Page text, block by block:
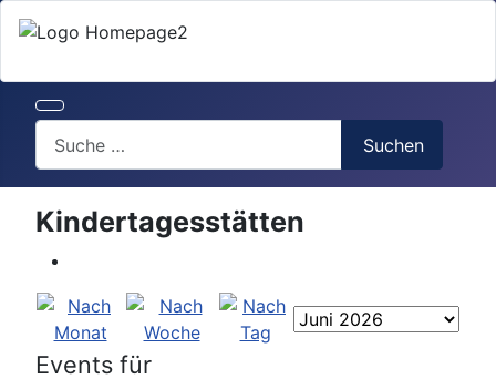
Suchen
Kindertagesstätten
Events für